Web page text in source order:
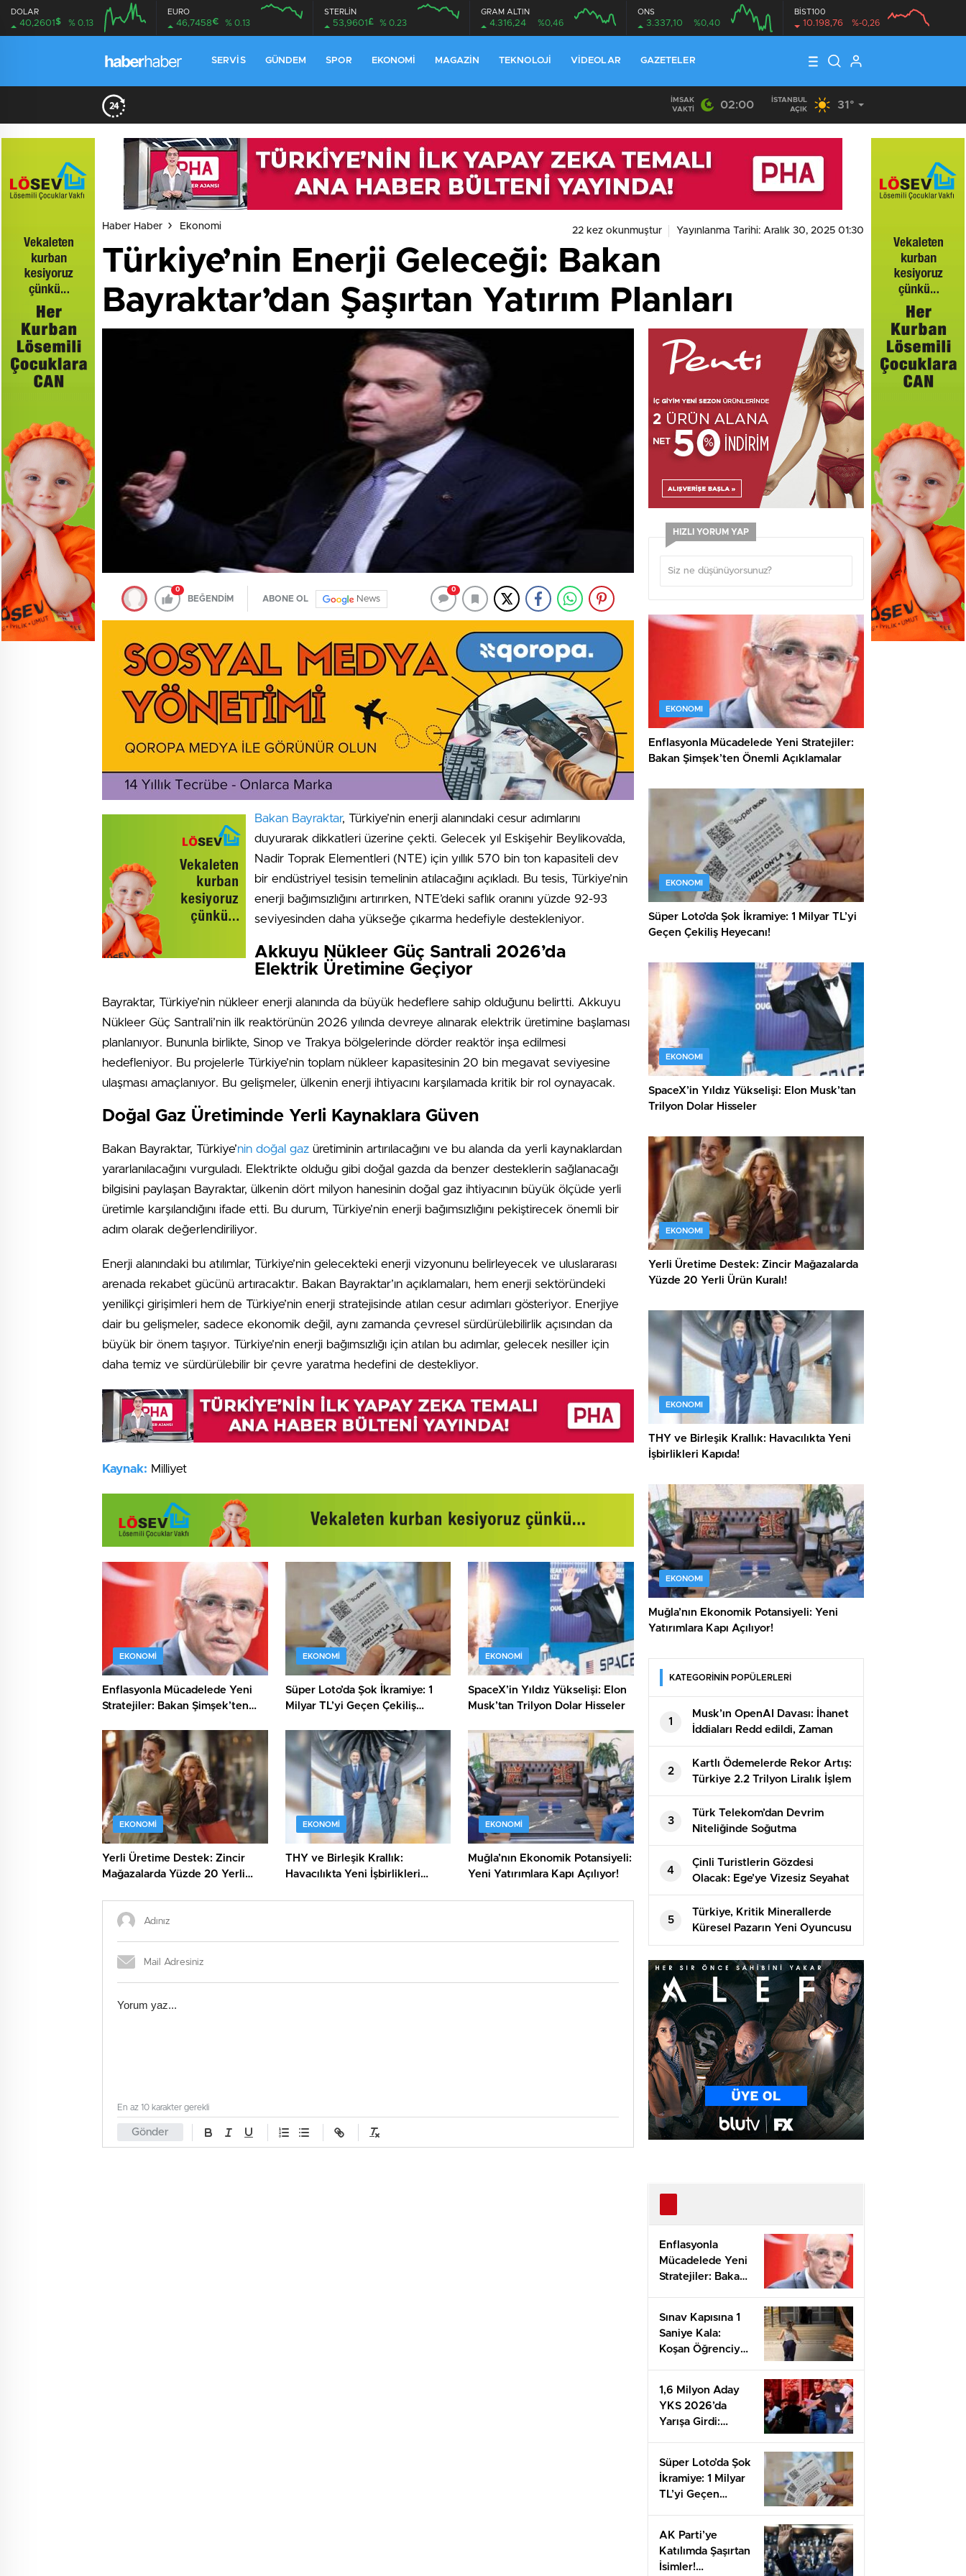
DOLAR
40,2601 $ % 0.13
EURO
46,7458€ % 0.13
STERLİN
53,9601 £ % 0.23
GRAM ALTIN
4.316,24 %0,46
ONS
3.337,10 %0,40
BİST100
10.198,76 %-0,26
SERVIS GÜNDEM SPOR EKONOMI MAGAZIN TEKNOLOJI VIDEOLAR GAZETELER
İMSAK
VAKTI
02:00
İSTANBUL
AÇIK
31°
Haber Haber Ekonomi 22 kez okunmuştur Yayınlanma Tarihi: Aralık 30, 2025 01:30
Türkiye’nin Enerji Geleceği: Bakan
Bayraktar’dan Şaşırtan Yatırım Planları
0
BEĞENDİM ABONE OL News
0
Bakan Bayraktar, Türkiye’nin enerji alanındaki cesur adımlarını
duyurarak dikkatleri üzerine çekti. Gelecek yıl Eskişehir Beylikova’da,
Nadir Toprak Elementleri (NTE) için yıllık 570 bin ton kapasiteli dev
bir endüstriyel tesisin temelinin atılacağını açıkladı. Bu tesis, Türkiye’nin
enerji bağımsızlığını artırırken, NTE’deki saflık oranını yüzde 92-93
seviyesinden daha yükseğe çıkarma hedefiyle destekleniyor.
Akkuyu Nükleer Güç Santrali 2026’da
Elektrik Üretimine Geçiyor
Bayraktar, Türkiye’nin nükleer enerji alanında da büyük hedeflere sahip olduğunu belirtti. Akkuyu
Nükleer Güç Santrali’nin ilk reaktörünün 2026 yılında devreye alınarak elektrik üretimine başlaması
planlanıyor. Bununla birlikte, Sinop ve Trakya bölgelerinde dörder reaktör inşa edilmesi
hedefleniyor. Bu projelerle Türkiye’nin toplam nükleer kapasitesinin 20 bin megavat seviyesine
ulaşması amaçlanıyor. Bu gelişmeler, ülkenin enerji ihtiyacını karşılamada kritik bir rol oynayacak.
Doğal Gaz Üretiminde Yerli Kaynaklara Güven
Bakan Bayraktar, Türkiye’nin doğal gaz üretiminin artırılacağını ve bu alanda da yerli kaynaklardan
yararlanılacağını vurguladı. Elektrikte olduğu gibi doğal gazda da benzer desteklerin sağlanacağı
bilgisini paylaşan Bayraktar, ülkenin dört milyon hanesinin doğal gaz ihtiyacının büyük ölçüde yerli
üretimle karşılandığını ifade etti. Bu durum, Türkiye’nin enerji bağımsızlığını pekiştirecek önemli bir
adım olarak değerlendiriliyor.
Enerji alanındaki bu atılımlar, Türkiye’nin gelecekteki enerji vizyonunu belirleyecek ve uluslararası
arenada rekabet gücünü artıracaktır. Bakan Bayraktar’ın açıklamaları, hem enerji sektöründeki
yenilikçi girişimleri hem de Türkiye’nin enerji stratejisinde atılan cesur adımları gösteriyor. Enerjiye
dair bu gelişmeler, sadece ekonomik değil, aynı zamanda çevresel sürdürülebilirlik açısından da
büyük bir önem taşıyor. Türkiye’nin enerji bağımsızlığı için atılan bu adımlar, gelecek nesiller için
daha temiz ve sürdürülebilir bir çevre yaratma hedefini de destekliyor.
Kaynak: Milliyet
EKONOMI
Enflasyonla Mücadelede Yeni
Stratejiler: Bakan Şimşek’ten
EKONOMI
Süper Loto’da Şok İkramiye: 1
Milyar TL’yi Geçen Çekiliş
EKONOMI
SpaceX’in Yıldız Yükselişi: Elon
Musk’tan Trilyon Dolar Hisseler
EKONOMI
Yerli Üretime Destek: Zincir
Mağazalarda Yüzde 20 Yerli
EKONOMI
THY ve Birleşik Krallık:
Havacılıkta Yeni İşbirlikleri
EKONOMI
Muğla’nın Ekonomik Potansiyeli:
Yeni Yatırımlara Kapı Açılıyor!
Gönder
En az 10 karakter gerekli
HIZLI YORUM YAP
EKONOMI
Enflasyonla Mücadelede Yeni Stratejiler:
Bakan Şimşek’ten Önemli Açıklamalar
EKONOMI
Süper Loto’da Şok İkramiye: 1 Milyar TL’yi
Geçen Çekiliş Heyecanı!
EKONOMI
SpaceX’in Yıldız Yükselişi: Elon Musk’tan
Trilyon Dolar Hisseler
EKONOMI
Yerli Üretime Destek: Zincir Mağazalarda
Yüzde 20 Yerli Ürün Kuralı!
EKONOMI
THY ve Birleşik Krallık: Havacılıkta Yeni
İşbirlikleri Kapıda!
EKONOMI
Muğla’nın Ekonomik Potansiyeli: Yeni
Yatırımlara Kapı Açılıyor!
KATEGORİNİN POPÜLERLERİ
1
Musk’ın OpenAI Davası: İhanet
İddiaları Redd edildi, Zaman
Aşımı Sonuç Getirdi
2
Kartlı Ödemelerde Rekor Artış:
Türkiye 2.2 Trilyon Liralık İşlem
Yaptı!
3
Türk Telekom’dan Devrim
Niteliğinde Soğutma
Teknolojisi: Tasarruf Rekorları
4
Çinli Turistlerin Gözdesi
Olacak: Ege’ye Vizesiz Seyahat
Fırsatı!
5
Türkiye, Kritik Minerallerde
Küresel Pazarın Yeni Oyuncusu
Olma Yolunda!
Enflasyonla
Mücadelede Yeni
Stratejiler: Bakan
Açıklamalar
Sınav Kapısına 1
Saniye Kala:
Koşan Öğrenciye
1,6 Milyon Aday
YKS 2026’da
Yarışa Girdi:
Süper Loto’da Şok
İkramiye: 1 Milyar
TL’yi Geçen
AK Parti’ye
Katılımda Şaşırtan
İsimler!